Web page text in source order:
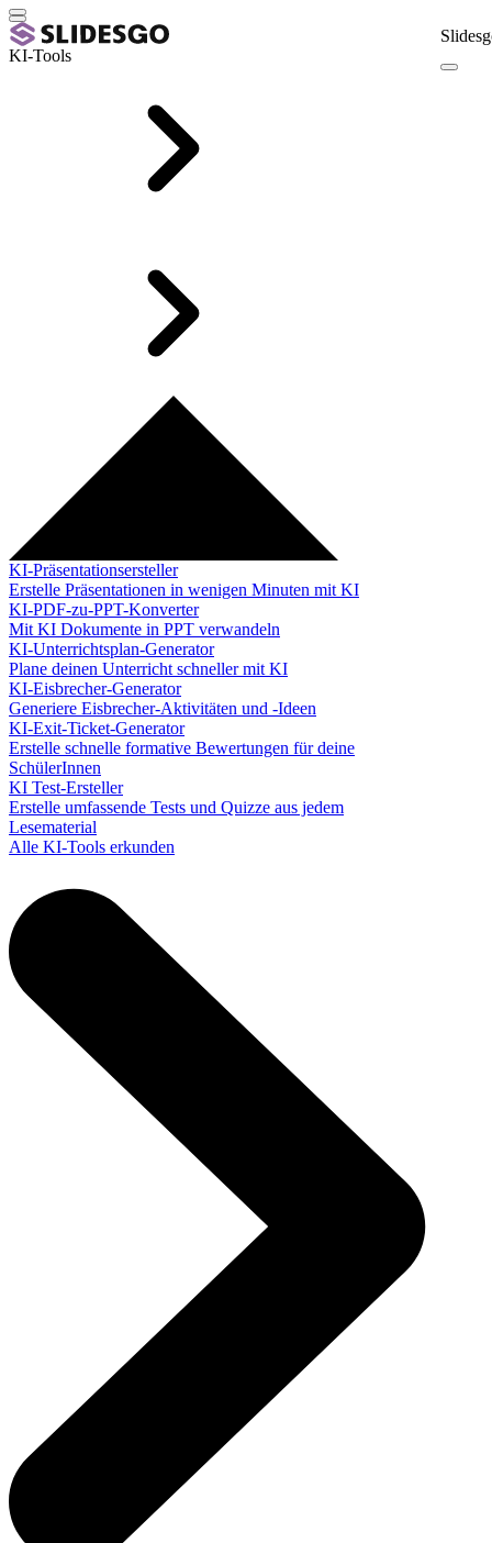
KI-Tools
KI-Präsentationsersteller
Erstelle Präsentationen in wenigen Minuten mit KI
KI-PDF-zu-PPT-Konverter
Mit KI Dokumente in PPT verwandeln
KI-Unterrichtsplan-Generator
Plane deinen Unterricht schneller mit KI
KI-Eisbrecher-Generator
Generiere Eisbrecher-Aktivitäten und -Ideen
KI-Exit-Ticket-Generator
Erstelle schnelle formative Bewertungen für deine
SchülerInnen
KI Test-Ersteller
Erstelle umfassende Tests und Quizze aus jedem
Lesematerial
Alle KI-Tools erkunden